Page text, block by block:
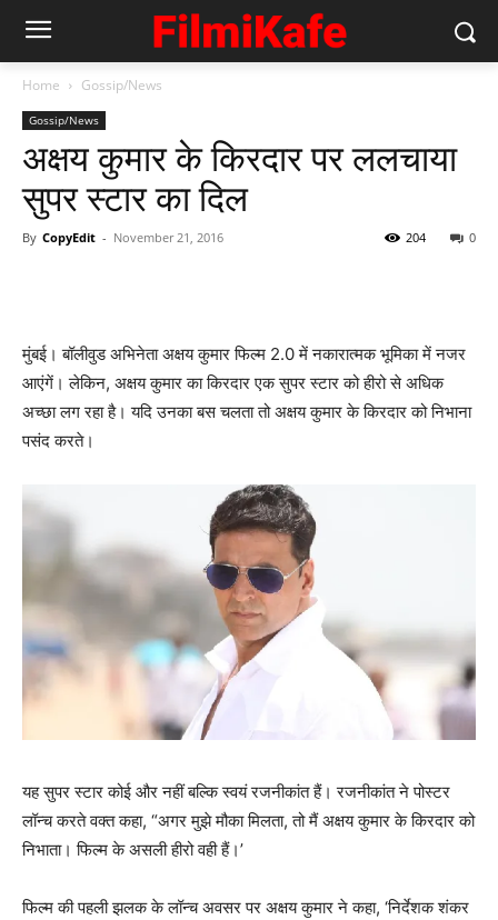
Home Gossip/News
Gossip/News
अक्षय कुमार के किरदार पर ललचाया
सुपर स्‍टार का दिल
By CopyEdit - November 21, 2016 0
204
मुंबई। बॉलीवुड अभिनेता अक्षय कुमार फिल्‍म 2.0 में नकारात्‍मक भूमिका में नजर
आएंगें। लेकिन, अक्षय कुमार का किरदार एक सुपर स्‍टार को हीरो से अधिक
अच्‍छा लग रहा है। यदि उनका बस चलता तो अक्षय कुमार के किरदार को निभाना
पसंद करते।
यह सुपर स्टार कोई और नहीं बल्‍कि स्‍वयं रजनीकांत हैं। रजनीकांत ने पोस्‍टर
लॉन्‍च करते वक्‍त कहा, “अगर मुझे मौका मिलता, तो मैं अक्षय कुमार के किरदार को
निभाता। फिल्म के असली हीरो वही हैं।’
फिल्म की पहली झलक के लॉन्च अवसर पर अक्षय कुमार ने कहा, ‘निर्देशक शंकर